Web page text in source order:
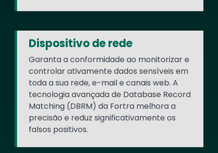
Dispositivo de rede
Garanta a conformidade ao monitorizar e
controlar ativamente dados sensíveis em
toda a sua rede, e-mail e canais web. A
tecnologia avançada de Database Record
Matching (DBRM) da Fortra melhora a
precisão e reduz significativamente os
falsos positivos.